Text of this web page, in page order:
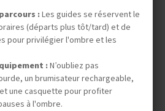
un cheval de guerre
par les rois.Les chevaux
pour travailler la terre,
pour des
telles que la
le dressage de haute
:Les guides se réservent le
(départs plus tôt/tard) et de
pour privilégier l'ombre et les
:N’oubliez pas
un brumisateur rechargeable,
une casquette pour profiter
à l'ombre.